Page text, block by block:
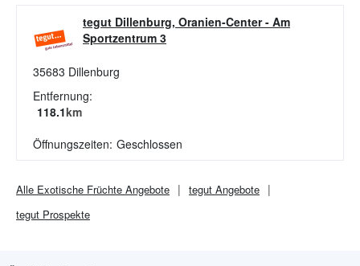
tegut Dillenburg, Oranien-Center- Am
Sportzentrum 3
35683 Dillenburg
Entfernung:
118.1km
Öffnungszeiten: Geschlossen
Alle Exotische Früchte Angebote tegut Angebote
tegut Prospekte